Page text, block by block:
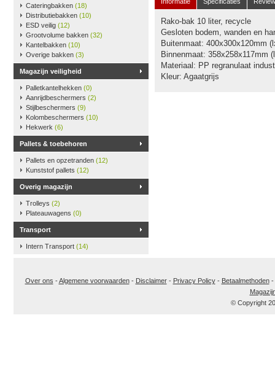
Cateringbakken (18)
Distributiebakken (10)
ESD veilig (12)
Grootvolume bakken (32)
Kantelbakken (10)
Overige bakken (3)
Magazijn veiligheid
Palletkantelhekken (0)
Aanrijdbeschermers (2)
Stijlbeschermers (9)
Kolombeschermers (10)
Hekwerk (6)
Pallets & toebehoren
Pallets en opzetranden (12)
Kunststof pallets (12)
Overig magazijn
Trolleys (2)
Plateauwagens (0)
Transport
Intern Transport (14)
Rako-bak 10 liter, recycle
Gesloten bodem, wanden en
Buitenmaat: 400x300x120mm
Binnenmaat: 358x258x117mm
Materiaal: PP regranulaat
Kleur: Agaatgrijs
Over ons -Algemene voorwaarden- Disclaimer- Privacy Policy- Betaalmethoden-
© Copyright